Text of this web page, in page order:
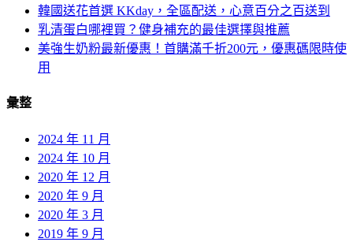
韓國送花首選 KKday，全區配送，心意百分之百送到
乳清蛋白哪裡買？健身補充的最佳選擇與推薦
美強生奶粉最新優惠！首購滿千折200元，優惠碼限時使
用
彙整
2024 年 11 月
2024 年 10 月
2020 年 12 月
2020 年 9 月
2020 年 3 月
2019 年 9 月